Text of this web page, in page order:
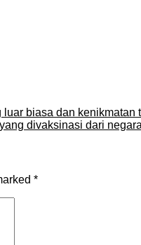
biasa dan kenikmatan
divaksinasi dari
*